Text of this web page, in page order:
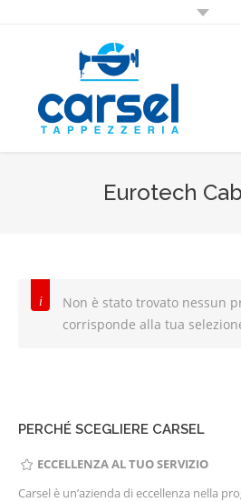
Home
Promo &
Eurotech
Non è stato trovato nessun
corrisponde alla tua
PERCHÉ SCEGLIERE CARSEL
ECCELLENZA AL TUO SERVIZIO
Carsel è un’azienda di eccellenza nella